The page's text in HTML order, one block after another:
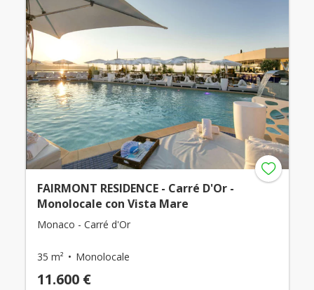
FAIRMONT RESIDENCE - Carré D'Or -
Monolocale con Vista Mare
Monaco - Carré d'Or
35 m² Monolocale
11.600 €